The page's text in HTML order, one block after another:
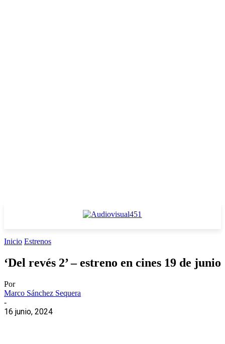
Inicio Estrenos
‘Del revés 2’ – estreno en cines 19 de junio
Por
Marco Sánchez Sequera
-
16 junio, 2024